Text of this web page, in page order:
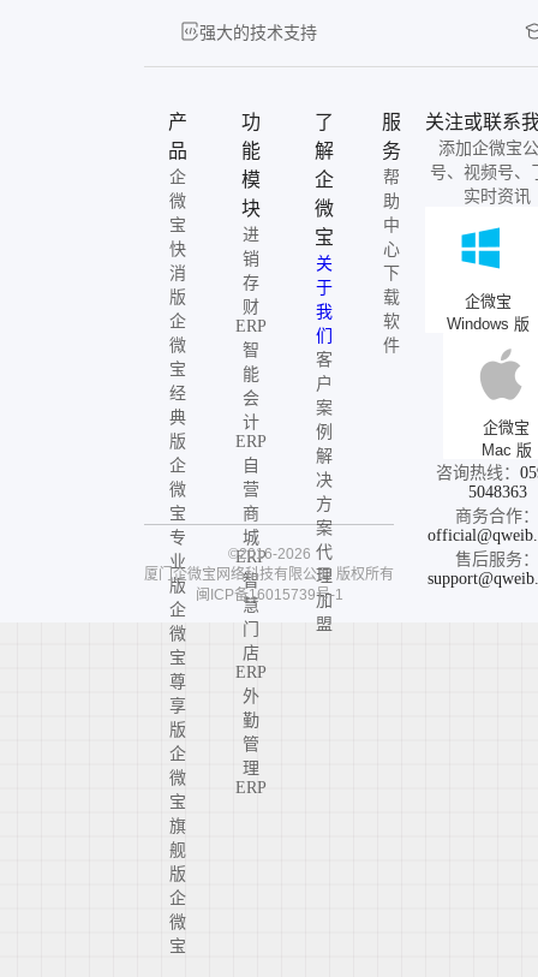
强大的技术支持
产
品
企
微
宝
快
消
版
企
微
宝
经
典
版
企
微
宝
专
业
版
企
微
宝
尊
享
版
企
微
宝
旗
舰
版
企
微
宝
功
能
模
块
进
销
存
财
ERP
智
能
会
计
ERP
自
营
商
城
ERP
智
慧
门
店
ERP
外
勤
管
理
ERP
了
解
企
微
宝
关
于
我
们
客
户
案
例
解
决
方
案
代
理
加
盟
服
务
帮
助
中
心
下
载
软
件
关注或联系
添加企微宝
号、视频号、
实时资讯
企微宝
Windows 版
企微宝
Mac 版
咨询热线：
5048363
商务合作：
售后服务：
©2016-2026
厦门企微宝网络科技有限公司 版权所有
闽ICP备16015739号-1